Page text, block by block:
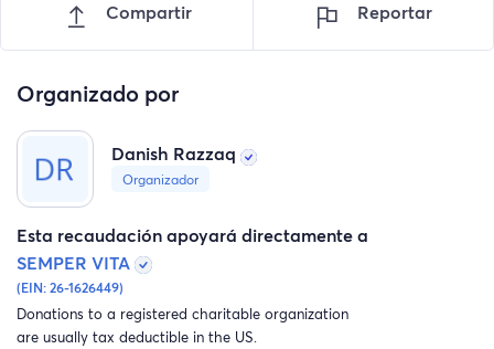
Compartir Reportar
Organizado por
Danish Razzaq
Organizador
Esta recaudación apoyará directamente a
SEMPER VITA
(EIN: 26-1626449)
Donations to a registered charitable organization
are usually tax deductible in the US.